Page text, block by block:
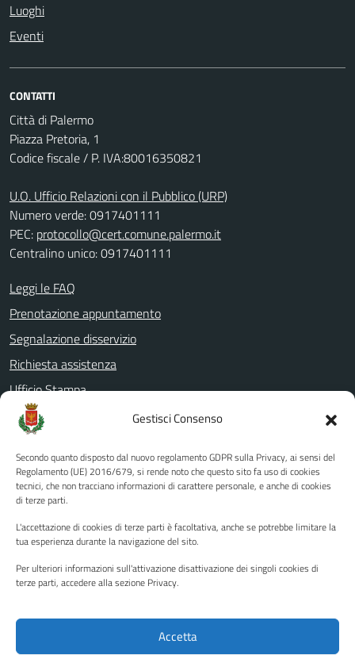
Gestisci Consenso
Secondo quanto disposto dal nuovo regolamento GDPR sulla Privacy, ai sensi del
Regolamento (UE) 2016/679, si rende noto che questo sito fa uso di cookies
tecnici, che non tracciano informazioni di carattere personale, e anche di cookies
di terze parti.
L'accettazione di cookies di terze parti è facoltativa, anche se potrebbe limitare la
tua esperienza durante la navigazione del sito.
Per ulteriori informazioni sull'attivazione disattivazione dei singoli cookies di
terze parti, accedere alla sezione Privacy.
Accetta
Luoghi
Eventi
CONTATTI
Città di Palermo
Piazza Pretoria, 1
Codice fiscale / P. IVA:80016350821
U.O. Ufficio Relazioni con il Pubblico (URP)
Numero verde: 0917401111
PEC: protocollo@cert.comune.palermo.it
Centralino unico: 0917401111
Leggi le FAQ
Prenotazione appuntamento
Segnalazione disservizio
Richiesta assistenza
Ufficio Stampa
Amministrazione Trasparente
Albo pretorio
Informativa privacy
Note legali
Piano di miglioramento del sito
Instagram